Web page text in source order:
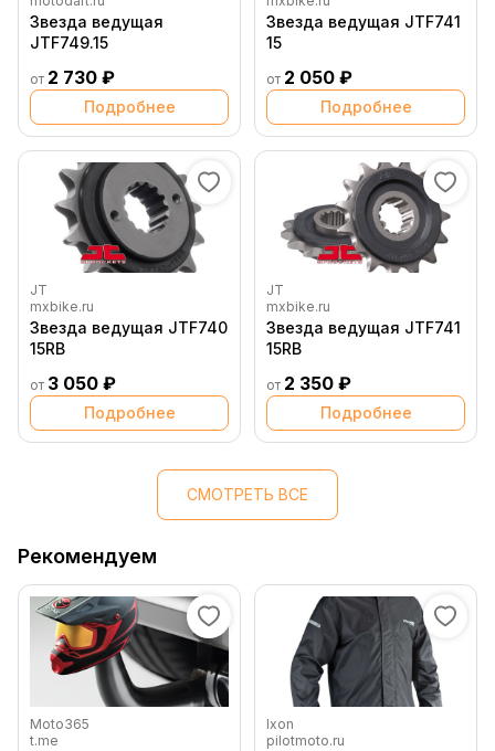
Звезда ведущая
JTF749.15
от 2 730 ₽
Подробнее
Звезда ведущая JTF741
15
от 2 050 ₽
Подробнее
JT
mxbike.ru
Звезда ведущая JTF740
15RB
от 3 050 ₽
Подробнее
JT
mxbike.ru
Звезда ведущая JTF741
15RB
от 2 350 ₽
Подробнее
СМОТРЕТЬ ВСЕ
Рекомендуем
Moto365
t.me
Ixon
pilotmoto.ru